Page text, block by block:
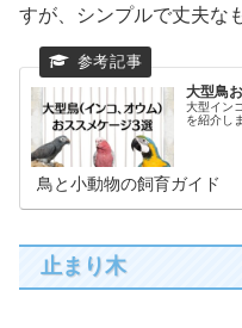
すが、シンプルで丈夫な
大型鳥
大型イン
を紹介し
鳥と小動物の飼育ガイド
止まり木